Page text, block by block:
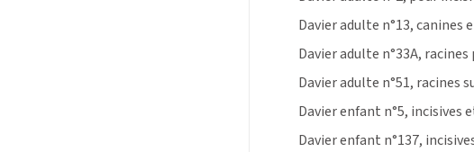
Davier adulte n°13,
Davier adulte n°33A,
Davier adulte n°51, racines
Davier enfant n°5, incisives
Davier enfant n°137,